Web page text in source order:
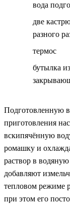
вода
две
разного
термос
бутылка
Подготовленную
приготовления
вскипячённую
ромашку и
раствор в
добавляют
тепловом режиме
при этом его